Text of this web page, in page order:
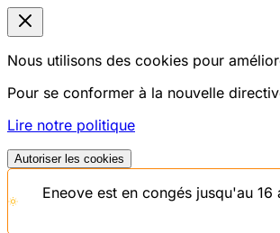
Nous utilisons des cookies pour
Pour se conformer à la nouvelle
Lire notre politique
Autoriser les cookies
Eneove est en congés jusqu'au